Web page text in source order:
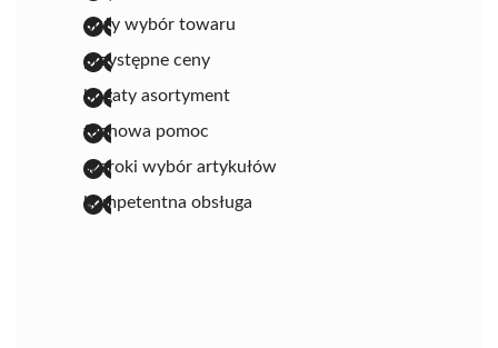
duży wybór towaru
przystępne ceny
bogaty asortyment
fachowa pomoc
szeroki wybór artykułów
kompetentna obsługa